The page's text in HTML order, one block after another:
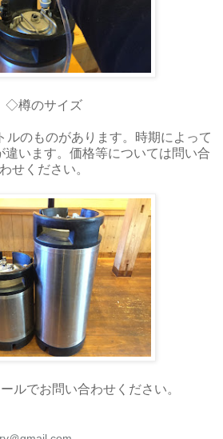
◇樽のサイズ
ルのものがあります。時期によって
違います。価格等については問い合
わせください。
ルでお問い合わせください。